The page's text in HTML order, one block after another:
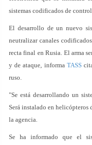
sistemas codificados de
El desarrollo de un nuevo
neutralizar canales
recta final en Rusia. El arma
y de ataque, informa TASS
ruso.
"Se está desarrollando un
Será instalado en helicópteros
la agencia.
Se ha informado que el